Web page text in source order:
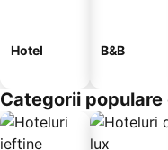
Hotel B&B
Categorii